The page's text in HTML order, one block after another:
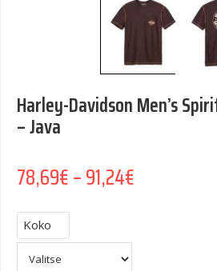
Harley-Davidson Men’s
– Java
78,69€–91,24€
Koko